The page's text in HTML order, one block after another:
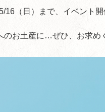
16（日）まで、イベント
のお土産に…ぜひ、お求め